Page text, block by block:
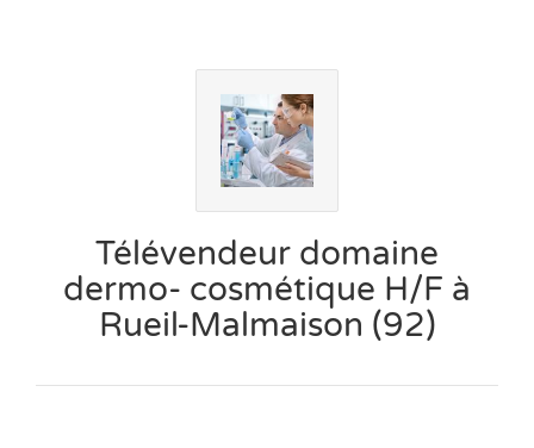
Télévendeur domaine
dermo- cosmétique H/F à
Rueil-Malmaison (92)